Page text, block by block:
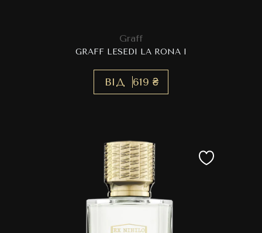
Graff
GRAFF LESEDI LA RONA I
ВІД 619 ₴